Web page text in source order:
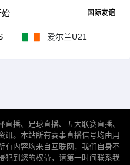
国际友谊
爱尔兰U21
始
播、足球直播、五大联赛直播、
讯。本站所有赛事直播信号均由用
有内容均来自互联网，我们自身不
犯到您的权益，请第一时间联系我